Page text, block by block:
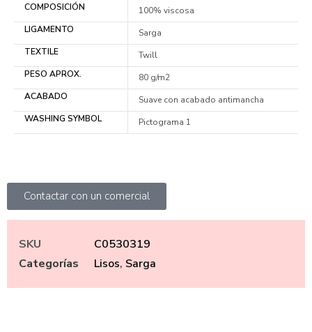
COMPOSICIÓN
100% viscosa
LIGAMENTO
Sarga
TEXTILE
Twill
PESO APROX.
80 g/m2
ACABADO
Suave con acabado antimancha
WASHING SYMBOL
Pictograma 1
Contactar con un comercial
SKU
C0530319
Categorías
Lisos, Sarga